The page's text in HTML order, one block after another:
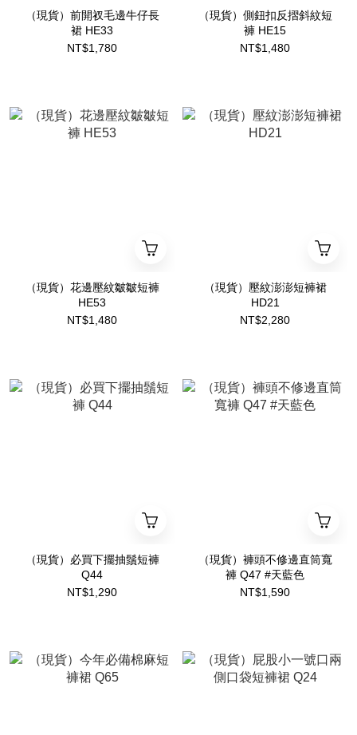
（現貨）前開衩毛邊牛仔長
裙 HE33
NT$1,780
（現貨）側鈕扣反摺斜紋短
褲 HE15
NT$1,480
（現貨）花邊壓紋皺皺短褲
HE53
NT$1,480
（現貨）壓紋澎澎短褲裙
HD21
NT$2,280
（現貨）必買下擺抽鬚短褲
Q44
NT$1,290
（現貨）褲頭不修邊直筒寬
褲 Q47 #天藍色
NT$1,590